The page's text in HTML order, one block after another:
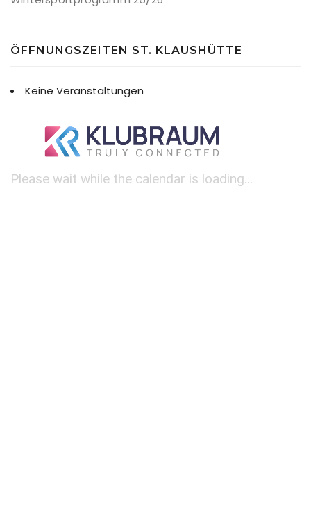
ÖFFNUNGSZEITEN ST. KLAUSHÜTTE
Keine Veranstaltungen